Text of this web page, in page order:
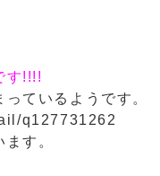
す!!!!
ているようです。
q127731262
す。